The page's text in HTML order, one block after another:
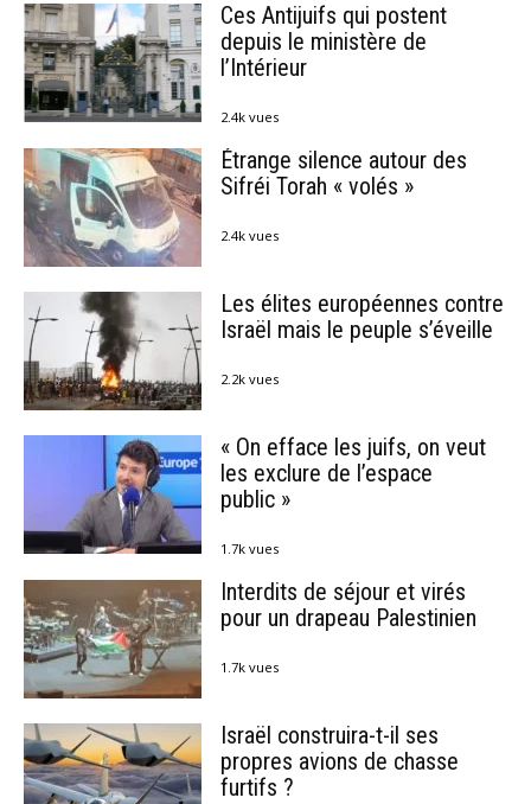
Ces Antijuifs qui postent
depuis le ministère de
l’Intérieur
2.4k vues
Étrange silence autour des
Sifréi Torah « volés »
2.4k vues
Les élites européennes contre
Israël mais le peuple s’éveille
2.2k vues
« On efface les juifs, on veut
les exclure de l’espace
public »
1.7k vues
Interdits de séjour et virés
pour un drapeau Palestinien
1.7k vues
Israël construira-t-il ses
propres avions de chasse
furtifs ?